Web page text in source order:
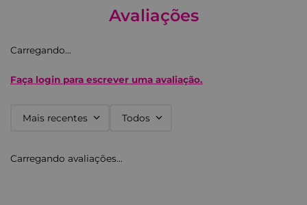
Avaliações
Carregando…
Faça login para escrever uma avaliação.
Mais recentes Todos
Carregando avaliações…